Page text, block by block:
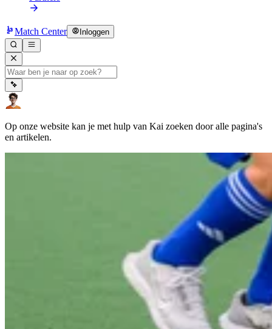
Match Center Inloggen
Op onze website kan je met hulp van Kai zoeken door alle pagina's
en artikelen.